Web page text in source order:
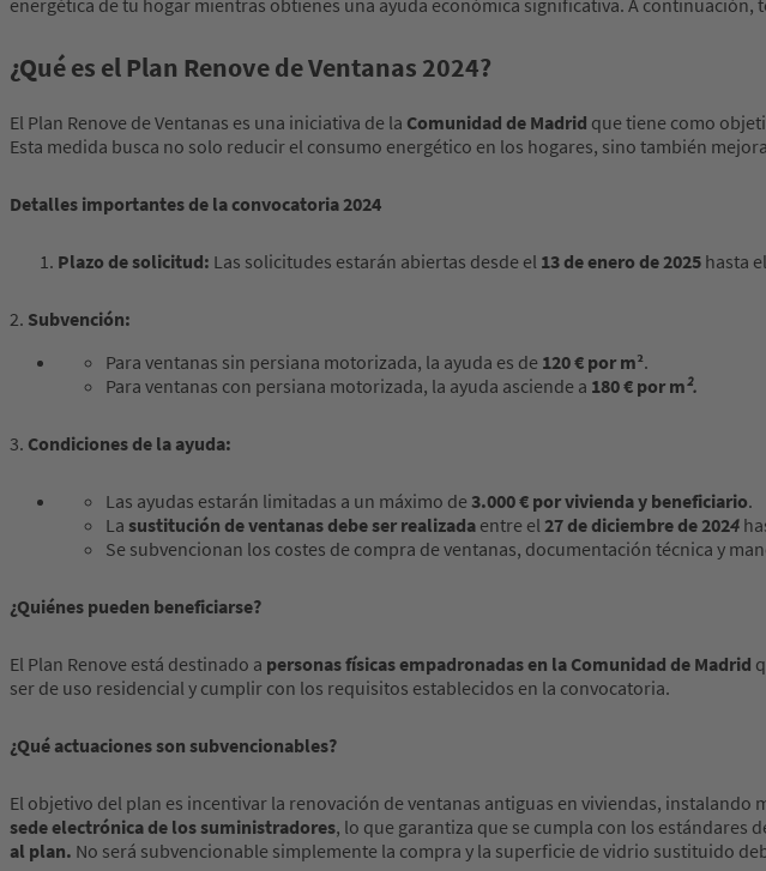
energética de tu hogar mientras obtienes una ayuda económica significativa. A
¿Qué es el Plan Renove de Ventanas 2024?
El Plan Renove de Ventanas es una iniciativa de la Comunidad de Madrid que tiene como
Esta medida busca no solo reducir el consumo energético en los hogares, sino también
Detalles importantes de la convocatoria 2024
Plazo de solicitud: Las solicitudes estarán abiertas desde el 13 de enero de 2025 hasta el
2. Subvención:
Para ventanas sin persiana motorizada, la ayuda es de 120 € por m².
Para ventanas con persiana motorizada, la ayuda asciende a 180 € por m².
3. Condiciones de la ayuda:
Las ayudas estarán limitadas a un máximo de3.000 € por vivienda y beneficiario.
La sustitución de ventanas debe ser realizada entre el27 de diciembre de 2024
Se subvencionan los costes de compra de ventanas, documentación técnica y
¿Quiénes pueden beneficiarse?
El Plan Renove está destinado a personas físicas empadronadas en la Comunidad de Madrid
ser de uso residencial y cumplir con los requisitos establecidos en la convocatoria.
¿Qué actuaciones son subvencionables?
El objetivo del plan es incentivar la renovación de ventanas antiguas en viviendas,
sede electrónica de los suministradores, lo que garantiza que se cumpla con los estándares
al plan. No será subvencionable simplemente la compra y la superficie de vidrio sustituido